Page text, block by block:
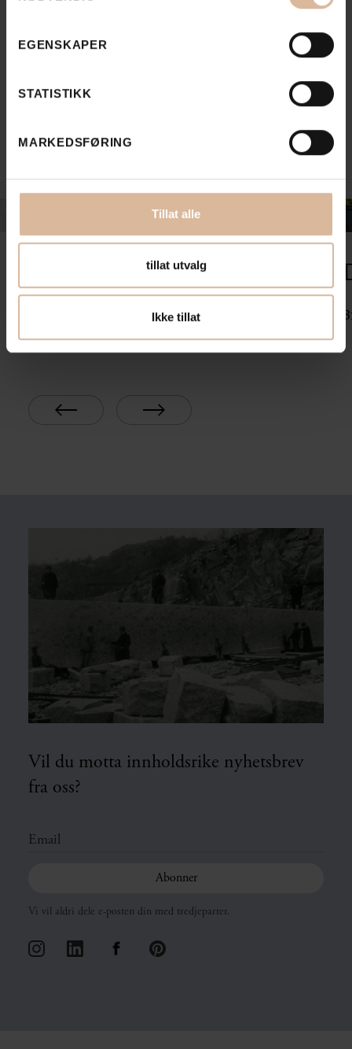
EGENSKAPER
STATISTIKK
MARKEDSFØRING
Tillat alle
tillat utvalg
Ikke tillat
Regjeringskvartalet
Et spennende nytt byrom i Oslo
Vil du motta innholdsrike nyhetsbrev
fra oss?
Vi vil aldri dele e-posten din med tredjeparter.